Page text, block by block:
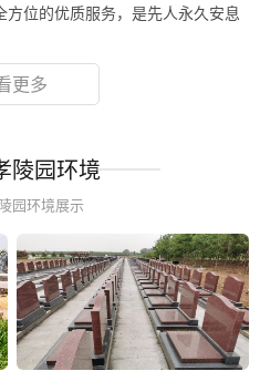
位的优质服务，是先人永久安息
更多
陵园环境
园环境展示